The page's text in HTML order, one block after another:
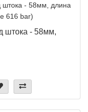
штока - 58мм,